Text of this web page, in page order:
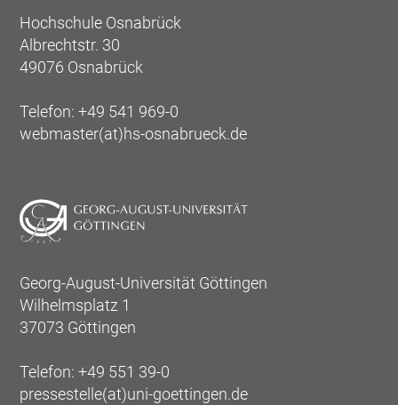
Hochschule Osnabrück
Albrechtstr. 30
49076 Osnabrück
Telefon: +49 541 969-0
webmaster(at)hs-osnabrueck.de
Georg-August-Universität Göttingen
Wilhelmsplatz 1
37073 Göttingen
Telefon: +49 551 39-0
pressestelle(at)uni-goettingen.de